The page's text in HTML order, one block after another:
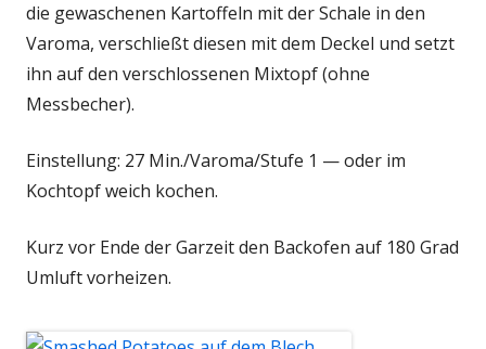
die gewaschenen Kartoffeln mit der Schale in den
Varoma, verschließt diesen mit dem Deckel und setzt
ihn auf den verschlossenen Mixtopf (ohne
Messbecher).
Einstellung: 27 Min./Varoma/Stufe 1 — oder im
Kochtopf weich kochen.
Kurz vor Ende der Garzeit den Backofen auf 180 Grad
Umluft vorheizen.